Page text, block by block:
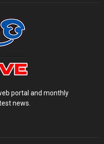
portal and monthly
news.